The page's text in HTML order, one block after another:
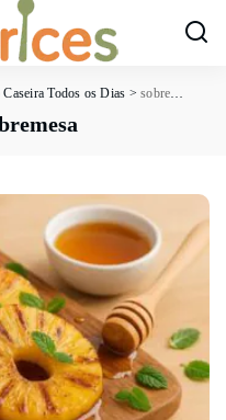
Todos os Dias >sobremesa